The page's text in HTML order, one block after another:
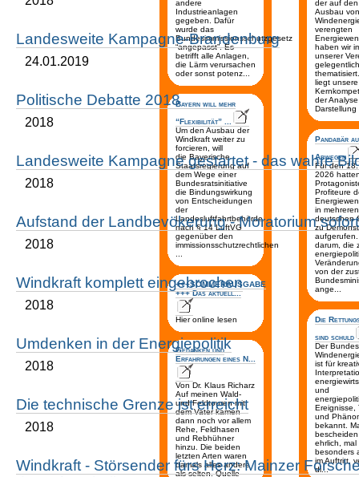
andere
Industrieanlagen
gegeben. Dafür
wurde das
Bundesimmissionsschutzgesetz
“angepasst”. Es
betrifft alle Anlagen,
die Lärm verursachen
oder sonst potenz...
Bayern will mehr
“Flexibilität” ...
Um den Ausbau der
Windkraft weiter zu
forcieren, will
die Bayerische
Staatsregierung auf
dem Wege einer
Bundesratsinitiative
die Bindungswirkung
von Entscheidungen
der
Landesluftfahrtbehörde
nach § 14 LuftVG
gegenüber den
immissionsschutzrechtlichen
...
+++SOMMERAUSGABE
+++ Das aktuell...
Hier online lesen
Gedanken und
Erfahrungen eines N...
Von Dr. Klaus Richarz
Auf meinen Wald-
und Feldtouren mit
dem Vater kamen
dann noch vor allem
Rehe, Feldhasen
und Rebhühner
hinzu. Die beiden
letzten Arten waren
damals alles andere
als selten. Quelle
der auf
Ausbau
verengten
haben wir
unserer
liegt unsere
der
Pandabär
Abwegen
Für den 18.
2026
Profiteure
in mehreren
deutschen
zu
darum, die
von der
ange...
Die
sind schuld
Der
ist für
und
Ereignisse,
und
bekannt.
ehrlich, mal
besonders
im Auftritt,
di...
Landesweite Kampagne-Brandenburg
24.01.2019
Politische Debatte 2018
2018
Landesweite Kampagne gestartet - das wahre
2018
Aufstand der Landbevökerung - Moratorium sofort
2018
Windkraft komplett eingebrochen
2018
Umdenken in der Energiepolitik
2018
Die technische Grenze ist erreicht
2018
Windkraft - Störsender fürs Herz: Mainzer